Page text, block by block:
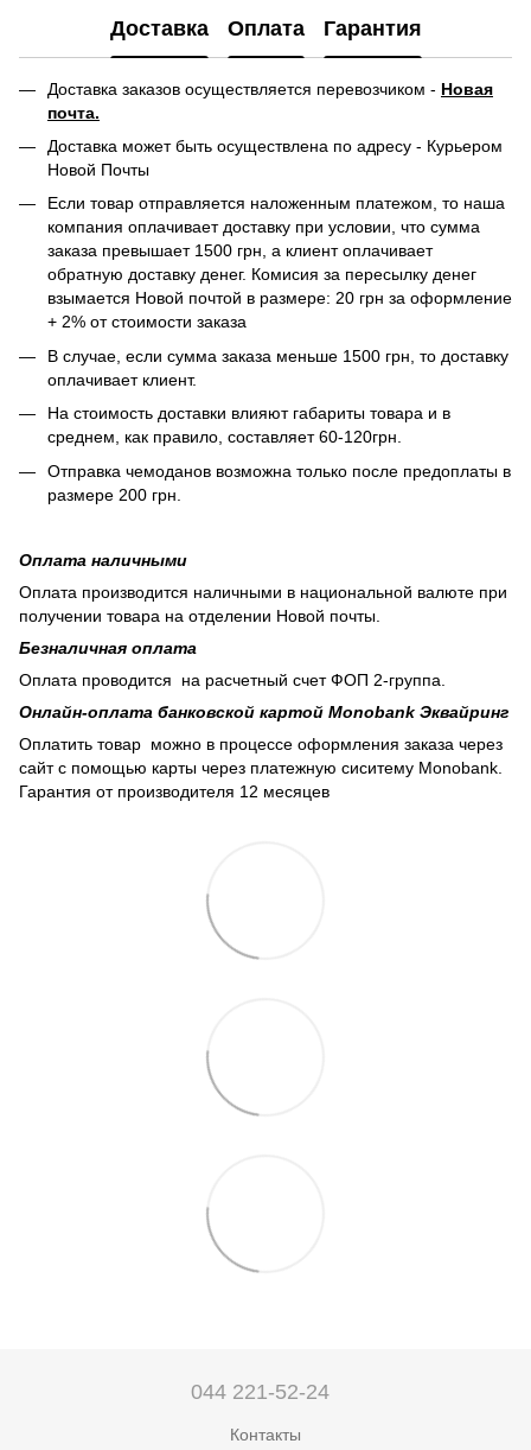
Доставка Оплата Гарантия
Доставка заказов осуществляется перевозчиком - Новая
почта.
Доставка может быть осуществлена по адресу - Курьером
Новой Почты
Если товар отправляется наложенным платежом, то наша
компания оплачивает доставку при условии, что сумма
заказа превышает 1500 грн, а клиент оплачивает
обратную доставку денег. Комисия за пересылку денег
взымается Новой почтой в размере: 20 грн за оформление
+ 2% от стоимости заказа
В случае, если сумма заказа меньше 1500 грн, то доставку
оплачивает клиент.
На стоимость доставки влияют габариты товара и в
среднем, как правило, составляет 60-120грн.
Отправка чемоданов возможна только после предоплаты в
размере 200 грн.
Оплата наличными
Оплата производится наличными в национальной валюте при
получении товара на отделении Новой почты.
Безналичная оплата
Оплата проводится на расчетный счет ФОП 2-группа.
Онлайн-оплата банковской картой Monobank Эквайринг
Оплатить товар можно в процессе оформления заказа через
сайт с помощью карты через платежную сиситему Monobank.
Гарантия от производителя 12 месяцев
044 221-52-24
Контакты